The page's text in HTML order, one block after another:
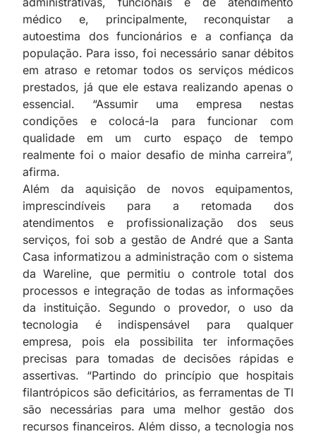
médico e, principalmente, reconquistar a
autoestima dos funcionários e a confiança da
população. Para isso, foi necessário sanar débitos
em atraso e retomar todos os serviços médicos
prestados, já que ele estava realizando apenas o
essencial. “Assumir uma empresa nestas
condições e colocá-la para funcionar com
qualidade em um curto espaço de tempo
realmente foi o maior desafio de minha carreira”,
afirma.
Além da aquisição de novos equipamentos,
imprescindíveis para a retomada dos
atendimentos e profissionalização dos seus
serviços, foi sob a gestão de André que a Santa
Casa informatizou a administração com o sistema
da Wareline, que permitiu o controle total dos
processos e integração de todas as informações
da instituição. Segundo o provedor, o uso da
tecnologia é indispensável para qualquer
empresa, pois ela possibilita ter informações
precisas para tomadas de decisões rápidas e
assertivas. “Partindo do princípio que hospitais
filantrópicos são deficitários, as ferramentas de TI
são necessárias para uma melhor gestão dos
recursos financeiros. Além disso, a tecnologia nos